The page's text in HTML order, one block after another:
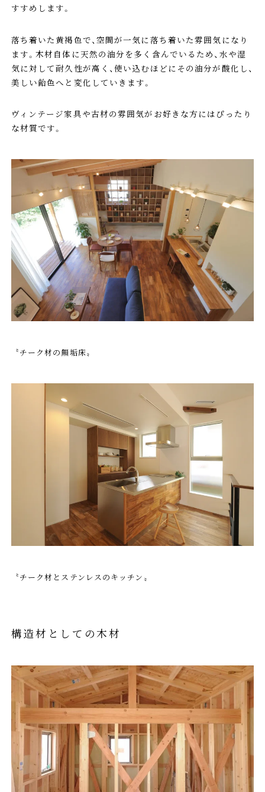
すすめします。
落ち着いた黄褐色で、空間が一気に落ち着いた雰囲気になり
ます。木材自体に天然の油分を多く含んでいるため、水や湿
気に対して耐久性が高く、使い込むほどにその油分が酸化し、
美しい飴色へと変化していきます。
ヴィンテージ家具や古材の雰囲気がお好きな方にはぴったり
な材質です。
〝チーク材の無垢床〟
〝チーク材とステンレスのキッチン〟
構造材としての木材